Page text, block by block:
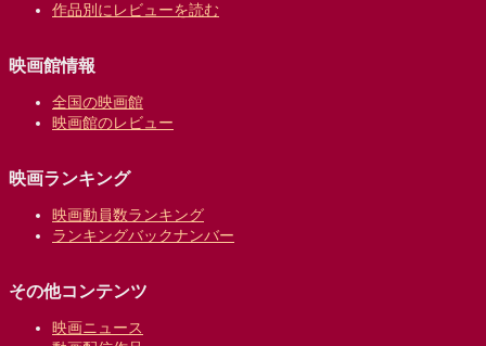
作品別にレビューを読む
映画館情報
全国の映画館
映画館のレビュー
映画ランキング
映画動員数ランキング
ランキングバックナンバー
その他コンテンツ
映画ニュース